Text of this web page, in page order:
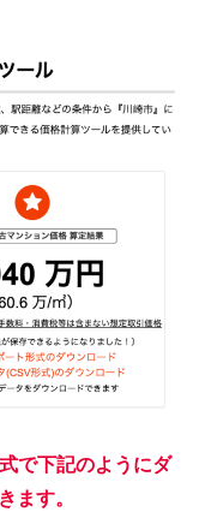
で下記のようにダ
ます。